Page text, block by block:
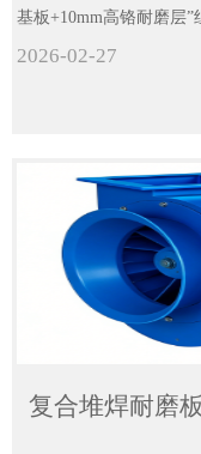
基板+10mm高铬耐磨层
别坚韧，既能支撑风机
2026-02-27